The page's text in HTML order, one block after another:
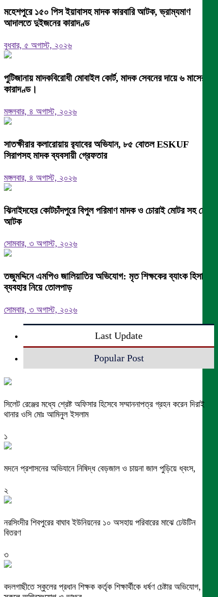
মহেশপুরে ১৫০ পিস ইয়াবাসহ মাদক কারবারি আটক, ভ্রাম্যমাণ
আদালতে দুইজনের কারাদণ্ড
বুধবার, ৫ অগাস্ট, ২০২৬
পুটিজানায় মাদকবিরোধী মোবাইল কোর্ট, মাদক সেবনের দায়ে ৬ মাসের
কারাদণ্ড।
মঙ্গলবার, ৪ অগাস্ট, ২০২৬
সাতক্ষীরার কলারোয়ায় র‍্যাবের অভিযান, ৮৫ বোতল ESKUF
সিরাপসহ মাদক ব্যবসায়ী গ্রেফতার
মঙ্গলবার, ৪ অগাস্ট, ২০২৬
ঝিনাইদহের কোটচাঁদপুরে বিপুল পরিমাণ মাদক ও চোরাই মোটর সহ চোর
আটক
সোমবার, ৩ অগাস্ট, ২০২৬
তজুমদ্দিনে এমপিও জালিয়াতির অভিযোগ: মৃত শিক্ষকের ব্যাংক হিসাব
ব্যবহার নিয়ে তোলপাড়
সোমবার, ৩ অগাস্ট, ২০২৬
Last Update
Popular Post
সিলেট রেঞ্জের মধ্যে শ্রেষ্ট অফিসার হিসেবে সম্মাননাপত্র গ্রহন করেন দিরাই
থানার ওসি মোঃ আমিনুল ইসলাম
১
মদনে প্রশাসনের অভিযানে নিষিদ্ধ বেড়জাল ও চায়না জাল পুড়িয়ে ধ্বংস,
২
নরসিংদীর শিবপুরের বাঘাব ইউনিয়নের ১০ অসহায় পরিবারের মাঝে ঢেউটিন
বিতরণ
৩
বদলগাছীতে স্কুলের প্রধান শিক্ষক কর্তৃক শিক্ষার্থীকে ধর্ষণ চেষ্টার অভিযোগ,